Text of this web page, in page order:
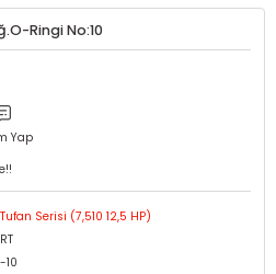
Ringi No:10
Yap
Serisi (7,510 12,5 HP)
10